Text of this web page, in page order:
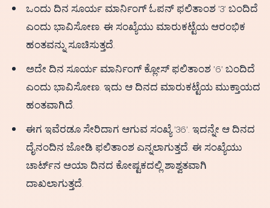
ಒಂದು ದಿನ ಸೂರ್ಯ ಮಾರ್ನಿಂಗ್ ಓಪನ್ ಫಲಿತಾಂಶ '3' ಬಂದಿದೆ
ಎಂದು ಭಾವಿಸೋಣ. ಈ ಸಂಖ್ಯೆಯು ಮಾರುಕಟ್ಟೆಯ ಆರಂಭಿಕ
ಹಂತವನ್ನು ಸೂಚಿಸುತ್ತದೆ.
ಅದೇ ದಿನ ಸೂರ್ಯ ಮಾರ್ನಿಂಗ್ ಕ್ಲೋಸ್ ಫಲಿತಾಂಶ '6' ಬಂದಿದೆ
ಎಂದು ಭಾವಿಸೋಣ. ಇದು ಆ ದಿನದ ಮಾರುಕಟ್ಟೆಯ ಮುಕ್ತಾಯದ
ಹಂತವಾಗಿದೆ.
ಈಗ ಇವೆರಡೂ ಸೇರಿದಾಗ ಆಗುವ ಸಂಖ್ಯೆ '36'. ಇದನ್ನೇ ಆ ದಿನದ
ದೈನಂದಿನ ಜೋಡಿ ಫಲಿತಾಂಶ ಎನ್ನಲಾಗುತ್ತದೆ. ಈ ಸಂಖ್ಯೆಯು
ಚಾರ್ಟ್‌ನ ಆಯಾ ದಿನದ ಕೋಷ್ಟಕದಲ್ಲಿ ಶಾಶ್ವತವಾಗಿ
ದಾಖಲಾಗುತ್ತದೆ.